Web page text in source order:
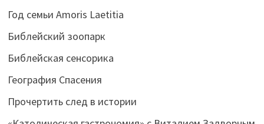
Год семьи Amoris Laetitia
Библейский зоопарк
Библейская сенсорика
География Спасения
Прочертить след в истории